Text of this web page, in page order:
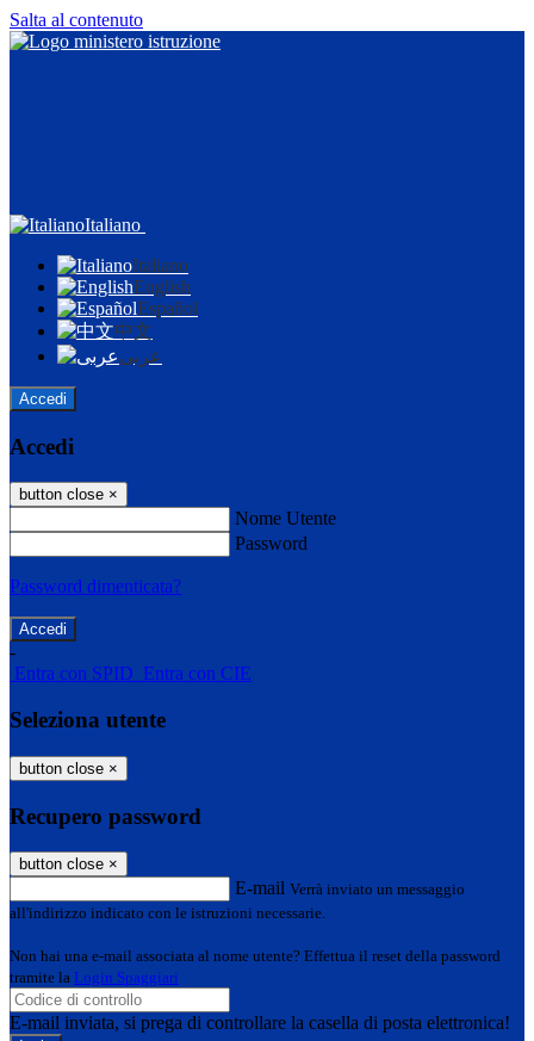
Salta al contenuto
Italiano
Italiano
English
Español
中文
عربى
Accedi
Accedi
button close ×
Nome Utente
Password
Password dimenticata?
-
Entra con SPID Entra con CIE
Seleziona utente
button close ×
Recupero password
button close ×
E-mail Verrà inviato un messaggio
all'indirizzo indicato con le istruzioni necessarie.
Non hai una e-mail associata al nome utente? Effettua il reset della password
tramite la Login Spaggiari
E-mail inviata, si prega di controllare la casella di posta elettronica!